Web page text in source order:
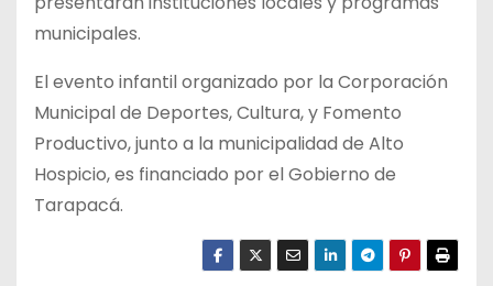
municipales.
El evento infantil organizado por la Corporación
Municipal de Deportes, Cultura, y Fomento
Productivo, junto a la municipalidad de Alto
Hospicio, es financiado por el Gobierno de
Tarapacá.